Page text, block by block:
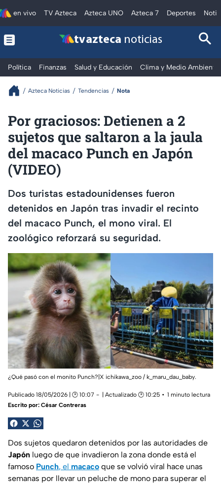
en vivo TV Azteca Azteca UNO Azteca 7 Deportes
tv azteca noticias
Política Finanzas Salud y Educación Clima y Medio Ambiente
Azteca Noticias Tendencias Nota
Por graciosos: Detienen a 2
sujetos que saltaron a la jaula
del macaco Punch en Japón
(VIDEO)
Dos turistas estadounidenses fueron
detenidos en Japón tras invadir el recinto
del macaco Punch, el mono viral. El
zoológico reforzará su seguridad.
¿Qué pasó con el monito Punch?|X ichikawa_zoo / k_maru_dau_baby.
Publicado 18/05/2026 | 🕑 10:07 | Actualizado 🕑 10:25
1 minuto lectura
Escrito por: César Contreras
Dos sujetos quedaron detenidos por las autoridades de
Japón luego de que invadieron la zona donde está el
famoso Punch, el macaco que se volvió viral hace unas
semanas por llevar un peluche de mono para superar el